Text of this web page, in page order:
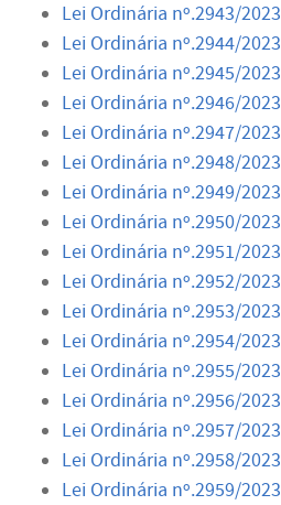
Lei Ordinária nº.2943/2023
Lei Ordinária nº.2944/2023
Lei Ordinária nº.2945/2023
Lei Ordinária nº.2946/2023
Lei Ordinária nº.2947/2023
Lei Ordinária nº.2948/2023
Lei Ordinária nº.2949/2023
Lei Ordinária nº.2950/2023
Lei Ordinária nº.2951/2023
Lei Ordinária nº.2952/2023
Lei Ordinária nº.2953/2023
Lei Ordinária nº.2954/2023
Lei Ordinária nº.2955/2023
Lei Ordinária nº.2956/2023
Lei Ordinária nº.2957/2023
Lei Ordinária nº.2958/2023
Lei Ordinária nº.2959/2023